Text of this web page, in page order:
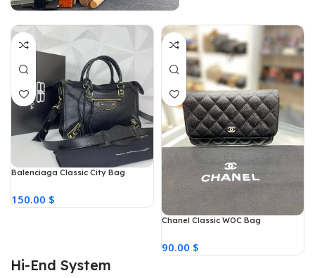
Balenciaga Classic City Bag
150.00 $
Chanel Classic WOC Bag
90.00 $
Hi-End System